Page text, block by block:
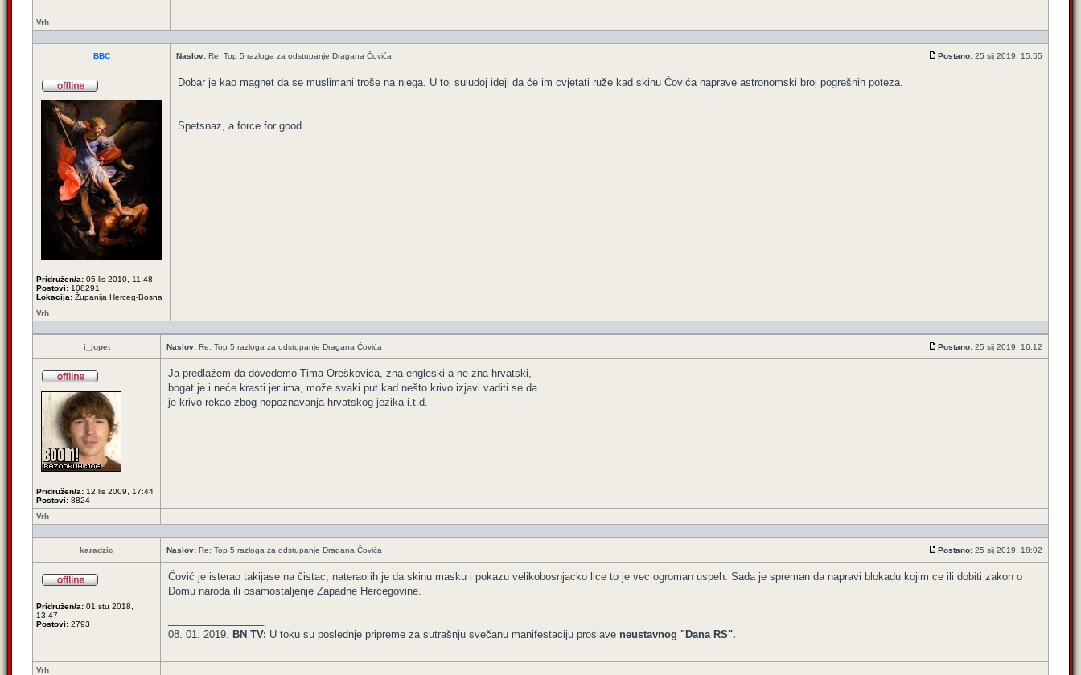
Vrh
BBC Naslov: Re: Top 5 razloga za odstupanje Dragana Čovića Postano: 25 sij 2019, 15:55
Pridružen/a: 05 lis 2010, 11:48
Postovi: 108291
Lokacija: Županija Herceg-Bosna
Dobar je kao magnet da se muslimani troše na njega. U toj suludoj ideji da će im cvjetati ruže kad skinu Čovića naprave astronomski broj pogrešnih poteza.
Spetsnaz, a force for good.
Vrh
i_jopet Naslov: Re: Top 5 razloga za odstupanje Dragana Čovića Postano: 25 sij 2019, 16:12
Pridružen/a: 12 lis 2009, 17:44
Postovi: 8824
Ja predlažem da dovedemo Tima Oreškovića, zna engleski a ne zna hrvatski,
bogat je i neće krasti jer ima, može svaki put kad nešto krivo izjavi vaditi se da
je krivo rekao zbog nepoznavanja hrvatskog jezika i.t.d.
Vrh
karadzic Naslov: Re: Top 5 razloga za odstupanje Dragana Čovića Postano: 25 sij 2019, 18:02
Pridružen/a: 01 stu 2018,
13:47
Postovi: 2793
Čović je isterao takijase na čistac, naterao ih je da skinu masku i pokazu velikobosnjacko lice to je vec ogroman uspeh. Sada je spreman da napravi blokadu kojim ce ili dobiti zakon o
Domu naroda ili osamostaljenje Zapadne Hercegovine.
08. 01. 2019. BN TV: U toku su poslednje pripreme za sutrašnju svečanu manifestaciju proslave neustavnog "Dana RS".
Vrh